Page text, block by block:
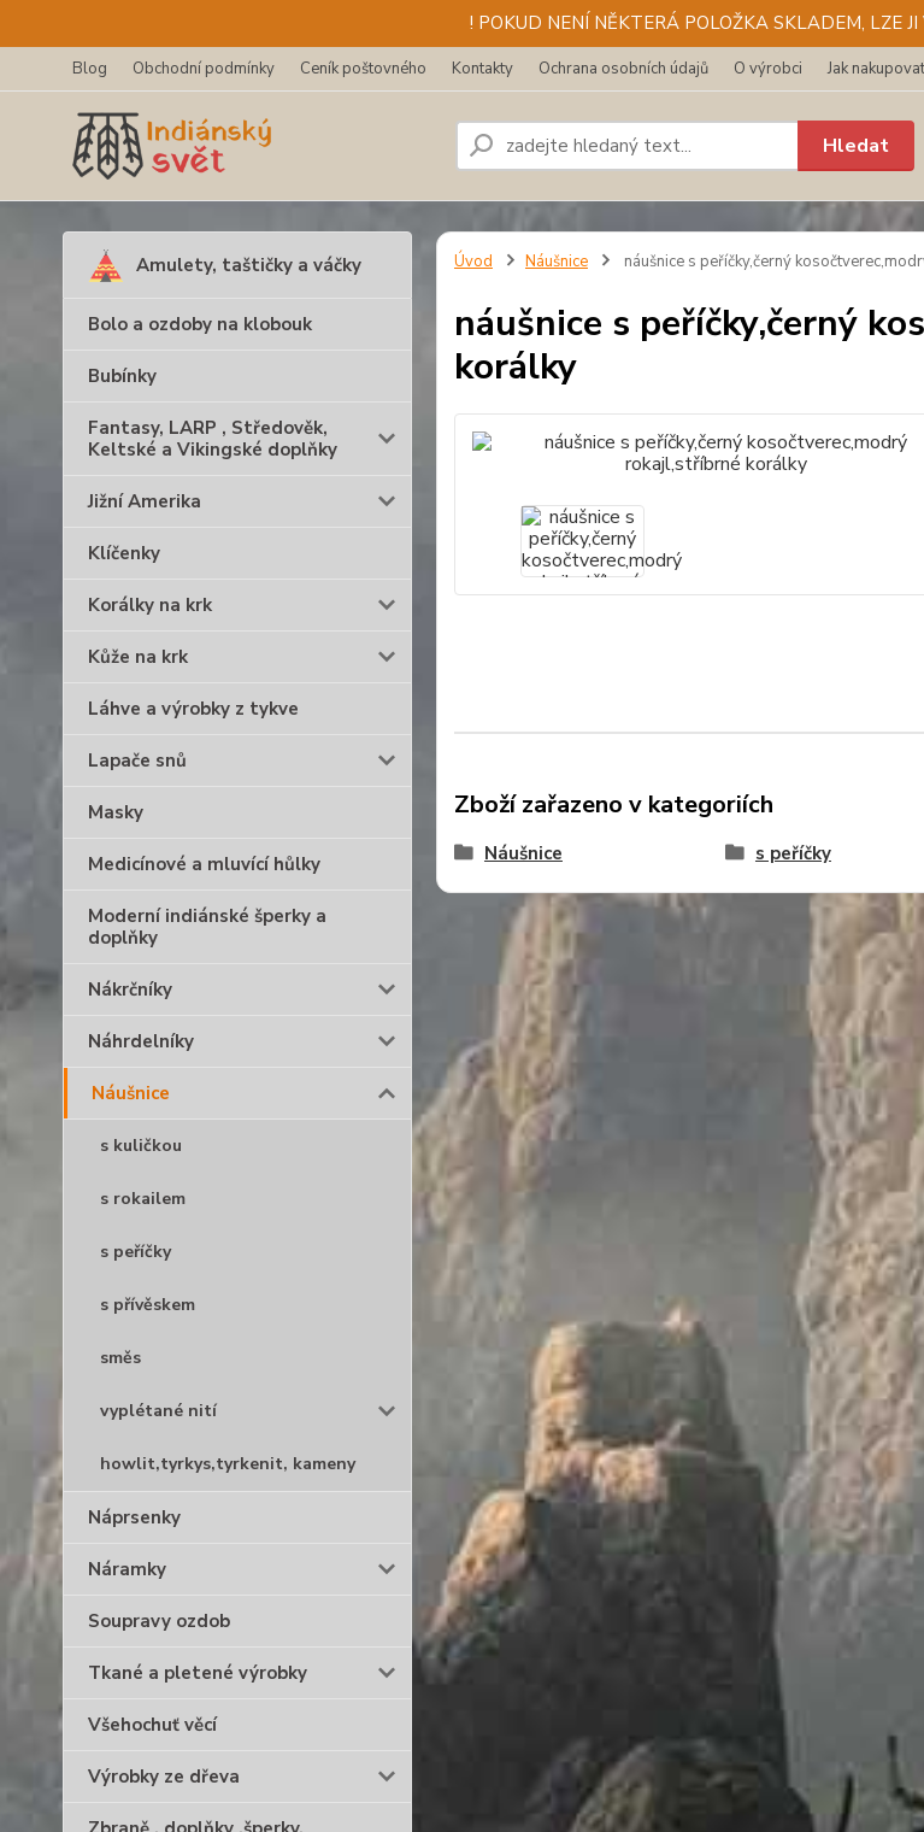
! POKUD NENÍ NĚKTERÁ POLOŽKA SKLADEM, LZE
Blog Obchodní podmínky Ceník poštovného Kontakty Ochrana osobních údajů O výrobci Jak nakupovat
Hledat
Amulety, taštičky a váčky
Bolo a ozdoby na klobouk
Bubínky
Fantasy, LARP , Středověk,
Keltské a Vikingské doplňky
Jižní Amerika
Klíčenky
Korálky na krk
Kůže na krk
Láhve a výrobky z tykve
Lapače snů
Masky
Medicínové a mluvící hůlky
Moderní indiánské šperky a
doplňky
Nákrčníky
Náhrdelníky
Náušnice
s kuličkou
s rokailem
s peříčky
s přívěskem
směs
vyplétané nití
howlit,tyrkys,tyrkenit, kameny
Náprsenky
Náramky
Soupravy ozdob
Tkané a pletené výrobky
Všehochuť věcí
Výrobky ze dřeva
Úvod Náušnice náušnice s peříčky,černý
náušnice s peříčky,černý
korálky
Zboží zařazeno v kategoriích
Náušnice s peříčky